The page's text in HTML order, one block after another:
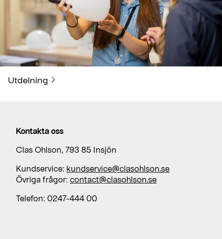
Utdelning
Kontakta oss
Clas Ohlson, 793 85 Insjön
Kundservice: kundservice@clasohlson.se
Övriga frågor: contact@clasohlson.se
Telefon: 0247-444 00